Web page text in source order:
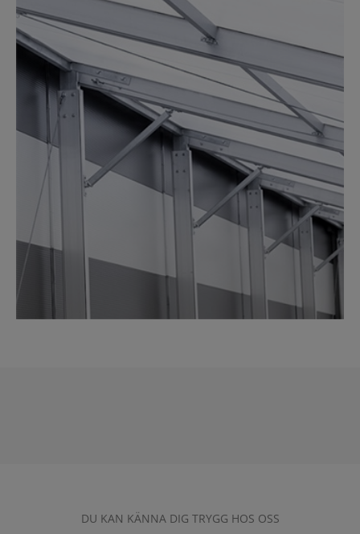
DU KAN KÄNNA DIG TRYGG HOS OSS